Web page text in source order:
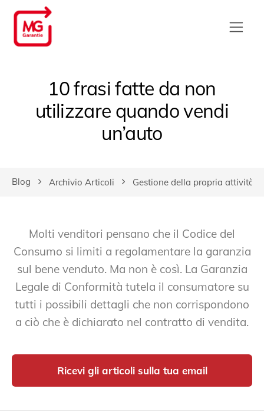
10 frasi fatte da non
utilizzare quando vendi
un’auto
Blog Archivio Articoli Gestione della propria attività
Molti venditori pensano che il Codice del
Consumo si limiti a regolamentare la garanzia
sul bene venduto. Ma non è così. La Garanzia
Legale di Conformità tutela il consumatore su
tutti i possibili dettagli che non corrispondono
a ciò che è dichiarato nel contratto di vendita.
Ricevi gli articoli sulla tua email